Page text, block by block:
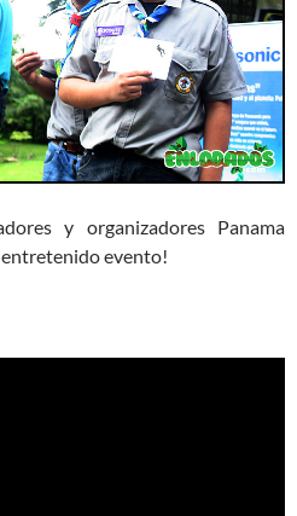
y organizadores Panama
entretenido evento!